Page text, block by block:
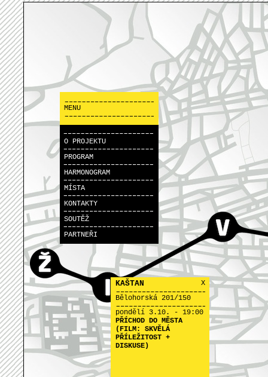
MENU
O PROJEKTU
PROGRAM
HARMONOGRAM
MÍSTA
KONTAKTY
SOUTĚŽ
PARTNEŘI
X
KAŠTAN
Bělohorská 201/150
pondělí 3.10. - 19:00
PŘÍCHOD DO MĚSTA
(FILM: SKVĚLÁ
PŘÍLEŽITOST +
DISKUSE)